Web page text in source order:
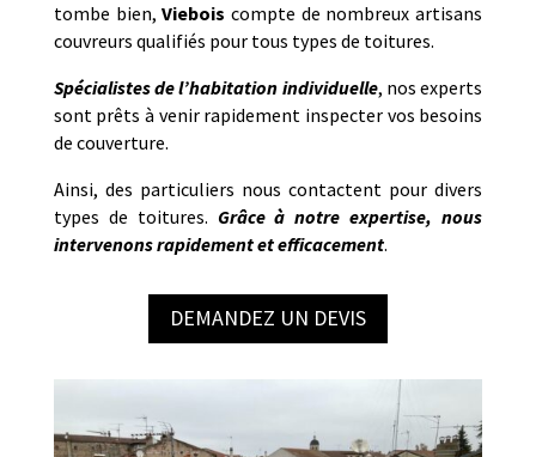
tombe bien,Viebois compte de nombreux artisans
couvreurs qualifiés pour tous types de toitures.
Spécialistes de l’habitation individuelle, nos experts
sont prêts à venir rapidement inspecter vos besoins
de couverture.
Ainsi, des particuliers nous contactent pour divers
types de toitures. Grâce à notre expertise, nous
intervenons rapidement et efficacement.
DEMANDEZ UN DEVIS